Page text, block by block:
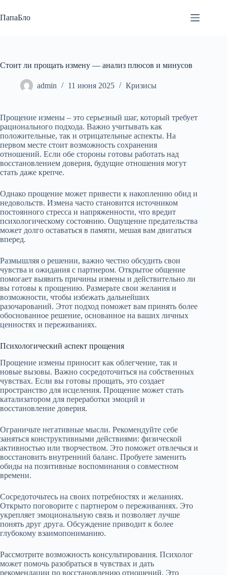
к
сути
ПапаБло
Стоит ли прощать измену — анализ плюсов и минусов
admin 11 июня 2025 Кризисы
Прощение измены – это серьезный шаг, который требует
рационального подхода. Важно учитывать как
положительные, так и отрицательные аспекты. На
первом месте стоит возможность сохранения
отношений. Если обе стороны готовы работать над
восстановлением доверия, будущие отношения могут
стать даже крепче.
Однако прощение может привести к накоплению обид и
недовольств. Измена часто становится источником
постоянного стресса и напряженности, что вредит
психологическому состоянию. Ощущение предательства
может долго оставаться в памяти, мешая вам двигаться
вперед.
Размышляя о решении, важно честно обсудить свои
чувства и ожидания с партнером. Открытое общение
помогает выявить причины измены и действительно ли
вы готовы к прощению. Размерьте свои желания и
возможности, чтобы избежать дальнейших
разочарований. Этот подход поможет вам принять более
обоснованное решение, основанное на ваших личных
ценностях и переживаниях.
Психологический аспект прощения
Прощение измены приносит как облегчение, так и
новые вызовы. Важно сосредоточиться на собственных
чувствах. Если вы готовы прощать, это создает
пространство для исцеления. Прощение может стать
катализатором для переработки эмоций и
восстановление доверия.
Ограничьте негативные мысли. Рекомендуйте себе
заняться конструктивными действиями: физической
активностью или творчеством. Это поможет отвлечься и
восстановить внутренний баланс. Пробуете заменить
обиды на позитивные воспоминания о совместном
времени.
Сосредоточьтесь на своих потребностях и желаниях.
Открыто поговорите с партнером о переживаниях. Это
укрепляет эмоциональную связь и позволяет лучше
понять друг друга. Обсуждение приводит к более
глубокому взаимопониманию.
Рассмотрите возможность консультирования. Психолог
может помочь разобраться в чувствах и дать
рекомендации по восстановлению отношений. Это